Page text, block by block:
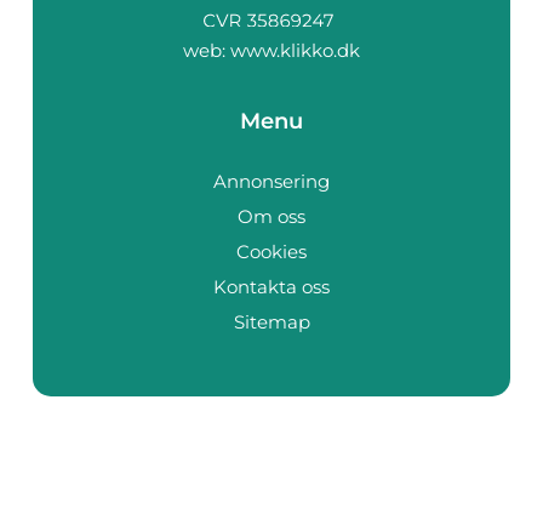
web: www.klikko.dk
Menu
Annonsering
Om oss
Cookies
Kontakta oss
Sitemap